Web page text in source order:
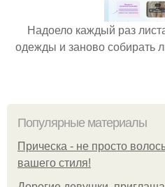
Надоело каждый раз
одежды и заново собирать
Популярные материалы
Прическа - не просто
вашего стиля!